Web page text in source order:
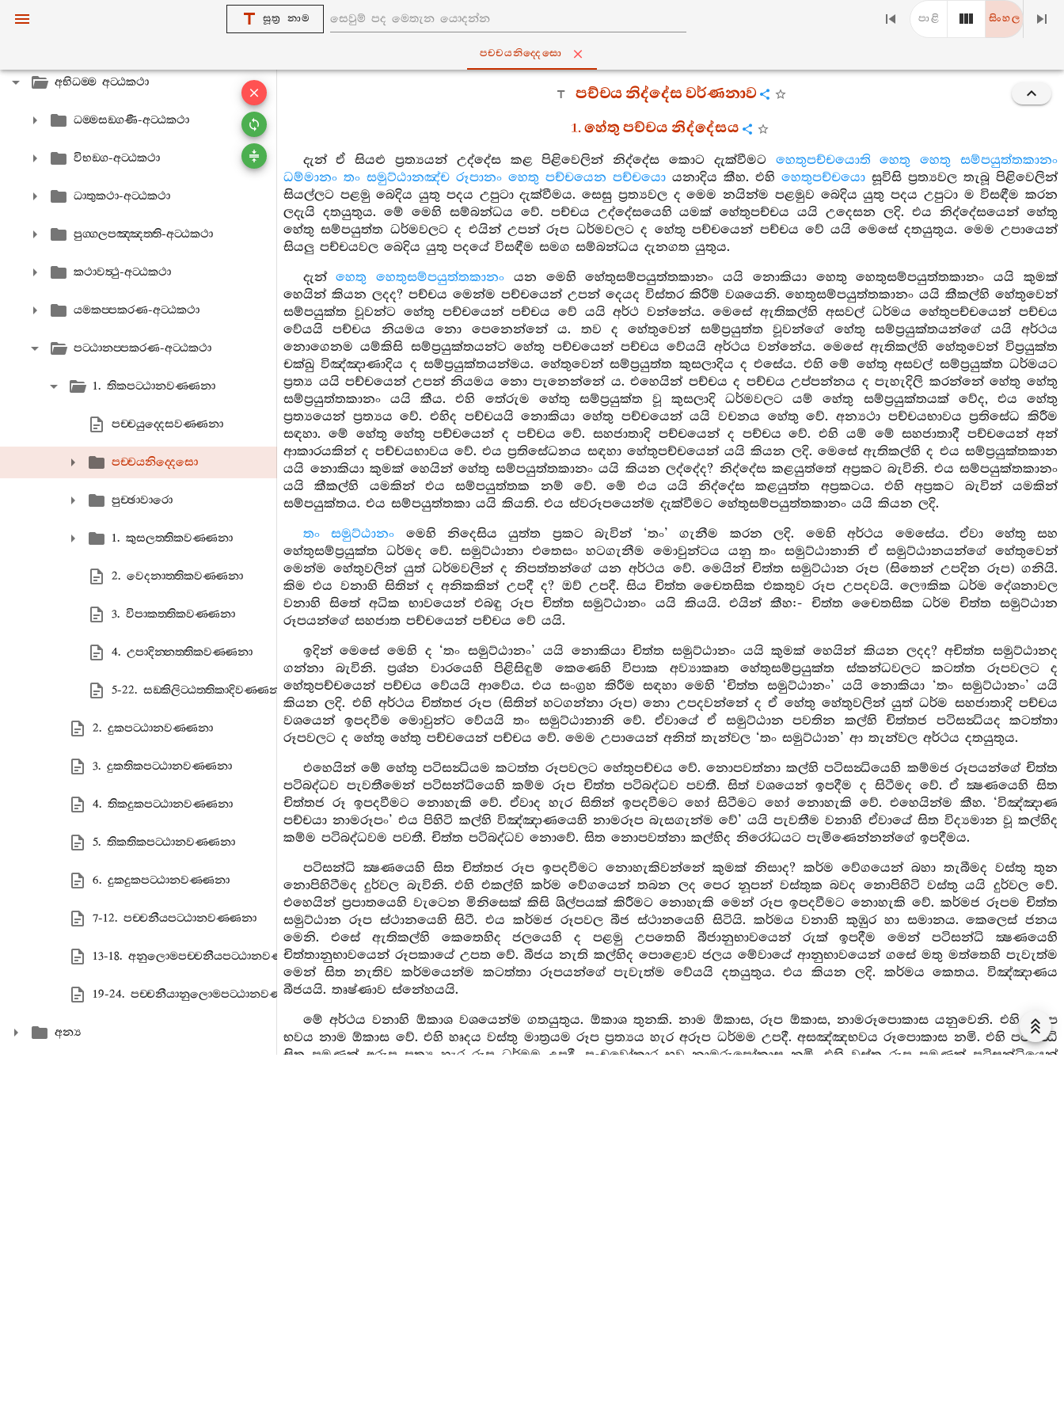
සූත්‍ර නාම පාළි සිංහල
පච‍්චයනිද‍්දෙසො
අභිධම‍්ම අට‍්ඨකථා
ධම‍්මසඞ‍්ගණී-අට‍්ඨකථා
විභඞ‍්ග-අට‍්ඨකථා
ධාතුකථා-අට‍්ඨකථා
පුග‍්ගලපඤ‍්ඤත‍්ති-අට‍්ඨකථා
කථාවත්‍ථු-අට‍්ඨකථා
යමකප‍්පකරණ-අට‍්ඨකථා
පට‍්ඨානප‍්පකරණ-අට‍්ඨකථා
1. තිකපට‍්ඨානවණ‍්ණනා
පච‍්චයුද‍්දෙසවණ‍්ණනා
පච‍්චයනිද‍්දෙසො
පුච‍්ඡාවාරො
1. කුසලත‍්තිකවණ‍්ණනා
2. වෙදනාත‍්තිකවණ‍්ණනා
3. විපාකත‍්තිකවණ‍්ණනා
4. උපාදින‍්නත‍්තිකවණ‍්ණනා
5-22. සඞ‍්කිලිට‍්ඨත‍්තිකාදිවණ‍්ණනා
2. දුකපට‍්ඨානවණ‍්ණනා
3. දුකතිකපට‍්ඨානවණ‍්ණනා
4. තිකදුකපට‍්ඨානවණ‍්ණනා
5. තිකතිකපට‍්ඨානවණ‍්ණනා
6. දුකදුකපට‍්ඨානවණ‍්ණනා
7-12. පච‍්චනීයපට‍්ඨානවණ‍්ණනා
13-18. අනුලොමපච‍්චනීයපට‍්ඨානවණ‍්ණනා
19-24. පච‍්චනීයානුලොමපට‍්ඨානවණ‍්ණනා
අන්‍ය
පච්චය නිද්දේස වර්ණනාව
1. හේතු පච්චය නිද්දේසය
දැන් ඒ සියළු ප්‍රත්‍යයන් උද්දේස කළ පිළිවෙලින් නිද්දේස කොට දැක්වීමට හෙතුපච්චයොති හෙතු හෙතු සම්පයුත්තකානං
ධම්මානං තං සමුට්ඨානඤ්ච රූපානං හෙතු පච්චයෙන පච්චයො යනාදිය කීහ. එහි හෙතුපච්චයො සූවිසි ප්‍රත්‍යවල තැබූ පිළිවෙලින්
සියල්ලට පළමු බෙදිය යුතු පදය උපුටා දැක්වීමය. සෙසු ප්‍රත්‍යවල ද මෙම නයින්ම පළමුව බෙදිය යුතු පදය උපුටා ම විසඳීම කරන
ලදැයි දතයුතුය. මේ මෙහි සම්බන්ධය වේ. පච්චය උද්දේසයෙහි යමක් හේතුපච්චය යයි උදෙසන ලදි. එය නිද්දේසයෙන් හේතු
හේතු සම්පයුත්ත ධර්මවලට ද එයින් උපන් රූප ධර්මවලට ද හේතු පච්චයෙන් පච්චය වේ යයි මෙසේ දතයුතුය. මෙම උපායෙන්
සියලු පච්චයවල බෙදිය යුතු පදයේ විසඳීම සමග සම්බන්ධය දැනගත යුතුය.
දැන්හෙතු හෙතුසම්පයුත්තකානං යන මෙහි හේතුසම්පයුත්තකානං යයි නොකියා හෙතු හෙතුසම්පයුත්තකානං යයි කුමක්
හෙයින් කියන ලදද? පච්චය මෙන්ම පච්චයෙන් උපන් දෙයද විස්තර කිරීම් වශයෙනි. හෙතුසම්පයුත්තකානං යයි කීකල්හි හේතුවෙන්
සම්පයුක්ත වූවන්ට හේතු පච්චයෙන් පච්චය වේ යයි අර්ථ වන්නේය. මෙසේ ඇතිකල්හි අසවල් ධර්මය හේතුපච්චයෙන් පච්චය
වේයයි පච්චය නියමය නො පෙනෙන්නේ ය. තව ද හේතුවෙන් සම්ප්‍රයුත්ත වූවන්ගේ හේතු සම්ප්‍රයුක්තයන්ගේ යයි අර්ථය
නොගෙනම යම්කිසි සම්ප්‍රයුක්තයන්ට හේතු පච්චයෙන් පච්චය වේයයි අර්ථය වන්නේය. මෙසේ ඇතිකල්හි හේතුවෙන් විප්‍රයුක්ත
චක්ඛු විඤ්ඤාණාදිය ද සම්ප්‍රයුක්තයන්මය. හේතුවෙන් සම්ප්‍රයුත්ත කුසලාදිය ද එසේය. එහි මේ හේතු අසවල් සම්ප්‍රයුක්ත ධර්මයට
ප්‍රත්‍ය යයි පච්චයෙන් උපන් නියමය නො පැනෙන්නේ ය. එහෙයින් පච්චය ද පච්චය උප්පන්නය ද පැහැදිලි කරන්නේ හේතු හේතු
සම්ප්‍රයුත්තකානං යයි කීය. එහි තේරුම හේතු සම්ප්‍රයුක්ත වූ කුසලාදි ධර්මවලට යම් හේතු සම්ප්‍රයුක්තයක් වේද, එය හේතු
ප්‍රත්‍යයෙන් ප්‍රත්‍යය වේ. එහිද පච්චයයි නොකියා හේතු පච්චයෙන් යයි වචනය හේතු වේ. අන්‍යථා පච්චයභාවය ප්‍රතිසේධ කිරීම
සඳහා. මේ හේතු හේතු පච්චයෙන් ද පච්චය වේ. සහජාතාදි පච්චයෙන් ද පච්චය වේ. එහි යම් මේ සහජාතාදී පච්චයෙන් අන්
ආකාරයකින් ද පච්චයභාවය වේ. එය ප්‍රතිසේධනය සඳහා හේතුපච්චයෙන් යයි කියන ලදි. මෙසේ ඇතිකල්හි ද එය සම්ප්‍රයුක්තකාන
යයි නොකියා කුමක් හෙයින් හේතු සම්පයුත්තකානං යයි කියන ලද්දේද? නිද්දේස කළයුත්තේ අප්‍රකට බැවිනි. එය සම්පයුක්තකානං
යයි කීකල්හි යමකින් එය සම්පයුත්තක නම් වේ. මේ එය යයි නිද්දේස කළයුත්ත අප්‍රකටය. එහි අප්‍රකට බැවින් යමකින්
සම්පයුක්තය. එය සම්පයුත්තකා යයි කියති. එය ස්වරූපයෙන්ම දැක්වීමට හේතුසම්පයුත්තකානං යයි කියන ලදි.
තං සමුට්ඨානං මෙහි නිදෙසිය යුත්ත ප්‍රකට බැවින් ‘තං’ ගැනීම කරන ලදි. මෙහි අර්ථය මෙසේය. ඒවා හේතු සහ
හේතුසම්ප්‍රයුක්ත ධර්මද වේ. සමුට්ඨානා එතෙසං හටගැනීම මොවුන්ටය යනු තං සමුට්ඨානානි ඒ සමුට්ඨානයන්ගේ හේතුවෙන්
මෙන්ම හේතුවලින් යුත් ධර්මවලින් ද නිපත්තන්ගේ යන අර්ථය වේ. මෙයින් චිත්ත සමුට්ඨාන රූප (සිතෙන් උපදින රූප) ගනියි.
කිම එය වනාහි සිතින් ද අනිකකින් උපදී ද? ඔව් උපදී. සිය චිත්ත චෛතසික එකතුව රූප උපදවයි. ලෞකික ධර්ම දේශනාවල
වනාහි සිතේ අධික භාවයෙන් එබඳු රූප චිත්ත සමුට්ඨානං යයි කියයි. එයින් කීහ:- චිත්ත චෛතසික ධර්ම චිත්ත සමුට්ඨාන
රූපයන්ගේ සහජාත පච්චයෙන් පච්චය වේ යයි.
ඉදින් මෙසේ මෙහි ද ‘තං සමුට්ඨානං’ යයි නොකියා චිත්ත සමුට්ඨානං යයි කුමක් හෙයින් කියන ලදද? අචිත්ත සමුට්ඨානද
ගන්නා බැවිනි. ප්‍රශ්න වාරයෙහි පිළිසිඳුම් කෙණෙහි විපාක අව්‍යාකෘත හේතුසම්ප්‍රයුක්ත ස්කන්ධවලට කටත්ත රූපවලට ද
හේතුපච්චයෙන් පච්චය වේයයි ආවේය. එය සංග්‍රහ කිරීම සඳහා මෙහි ‘චිත්ත සමුට්ඨානං’ යයි නොකියා ‘තං සමුට්ඨානං’ යයි
කියන ලදි. එහි අර්ථය චිත්තජ රූප (සිතින් හටගන්නා රූප) නො උපදවන්නේ ද ඒ හේතු හේතුවලින් යුත් ධර්ම සහජාතාදි පච්චය
වශයෙන් ඉපදවීම මොවුන්ට වේයයි තං සමුට්ඨානානි වේ. ඒවායේ ඒ සමුට්ඨාන පවතින කල්හි චිත්තජ පටිසන්‍ධියද කටත්තා
රූපවලට ද හේතු හේතු පච්චයෙන් පච්චය වේ. මෙම උපායෙන් අනිත් තැන්වල ‘තං සමුට්ඨාන’ ආ තැන්වල අර්ථය දතයුතුය.
එහෙයින් මේ හේතු පටිසන්‍ධියම කටත්ත රූපවලට හේතුපච්චය වේ. නොපවත්නා කල්හි පටිසන්‍ධියෙහි කම්මජ රූපයන්ගේ චිත්ත
පටිබද්ධව පැවතීමෙන් පටිසන්ධියෙහි කම්ම රූප චිත්ත පටිබද්ධව පවතී. සිත් වශයෙන් ඉපදීම ද සිටීමද වේ. ඒ ක්‍ෂණයෙහි සිත
චිත්තජ රූ ඉපදවීමට නොහැකි වේ. ඒවාද හැර සිතින් ඉපදවීමට හෝ සිටීමට හෝ නොහැකි වේ. එහෙයින්ම කීහ. ‘විඤ්ඤාණ
පච්චයා නාමරූපං’ එය පිහිටි කල්හි විඤ්ඤාණයෙහි නාමරූප බැසගැන්ම වේ’ යයි පැවතීම වනාහි ඒවායේ සිත විද්‍යමාන වූ කල්හිද
කම්ම පටිබද්ධවම පවතී. චිත්ත පටිබද්ධව නොවේ. සිත නොපවත්නා කල්හිද නිරෝධයට පැමිණෙන්නන්ගේ ඉපදීමය.
පටිසන්ධි ක්‍ෂණයෙහි සිත චිත්තජ රූප ඉපදවීමට නොහැකිවන්නේ කුමක් නිසාද? කර්ම වේගයෙන් බහා තැබීමද වස්තු තුන
නොපිහිටීමද දුර්වල බැවිනි. එහි එකල්හි කර්ම වේගයෙන් තබන ලද පෙර නූපන් වස්තුක බවද නොපිහිටි වස්තු යයි දුර්වල වේ.
එහෙයින් ප්‍රපාතයෙහි වැටෙන මිනිසෙක් කිසි ශිල්පයක් කිරීමට නොහැකි මෙන් රූප ඉපදවීමට නොහැකි වේ. කර්මජ රූපම චිත්ත
සමුට්ඨාන රූප ස්ථානයෙහි සිටී. එය කර්මජ රූපවල බීජ ස්ථානයෙහි සිටියි. කර්මය වනාහි කුඹුර හා සමානය. කෙලෙස් ජනය
මෙනි. එසේ ඇතිකල්හි කෙතෙහිද ජලයෙහි ද පළමු උපතෙහි බීජානුභාවයෙන් රුක් ඉපදීම මෙන් පටිසන්ධි ක්‍ෂණයෙහි
චිත්තානුභාවයෙන් රූපකායේ උපත වේ. බීජය නැති කල්හිද පොළොව ජලය මේවායේ ආනුභාවයෙන් ගසේ මතු මත්තෙහි පැවැත්ම
මෙන් සිත නැතිව කර්මයෙන්ම කටත්තා රූපයන්ගේ පැවැත්ම වේයයි දතයුතුය. එය කියන ලදි. කර්මය කෙතය. විඤ්ඤාණය
බීජයයි. තෘෂ්ණාව ස්නේහයයි.
මේ අර්ථය වනාහි ඕකාශ වශයෙන්ම ගතයුතුය. ඕකාශ තුනකි. නාම ඕකාස, රූප ඕකාස, නාමරූපොකාස යනුවෙනි. එහි අරූප
භවය නාම ඕකාස වේ. එහි හෘදය වස්තු මාත්‍රයම රූප ප්‍රත්‍යය හැර අරූප ධර්මම උපදී. අසඤ්ඤභවය රූපොකාස නමි. එහි පටිසන්‍ධි
සිත පමණක් අරූප ප්‍රත්‍ය හැර රූප ධර්මම උපදී. පංචවෝකාර භව නාමරූපෝකාස නමි. එහි වස්තු රූප පමණක් පටිසන්ධියෙන්